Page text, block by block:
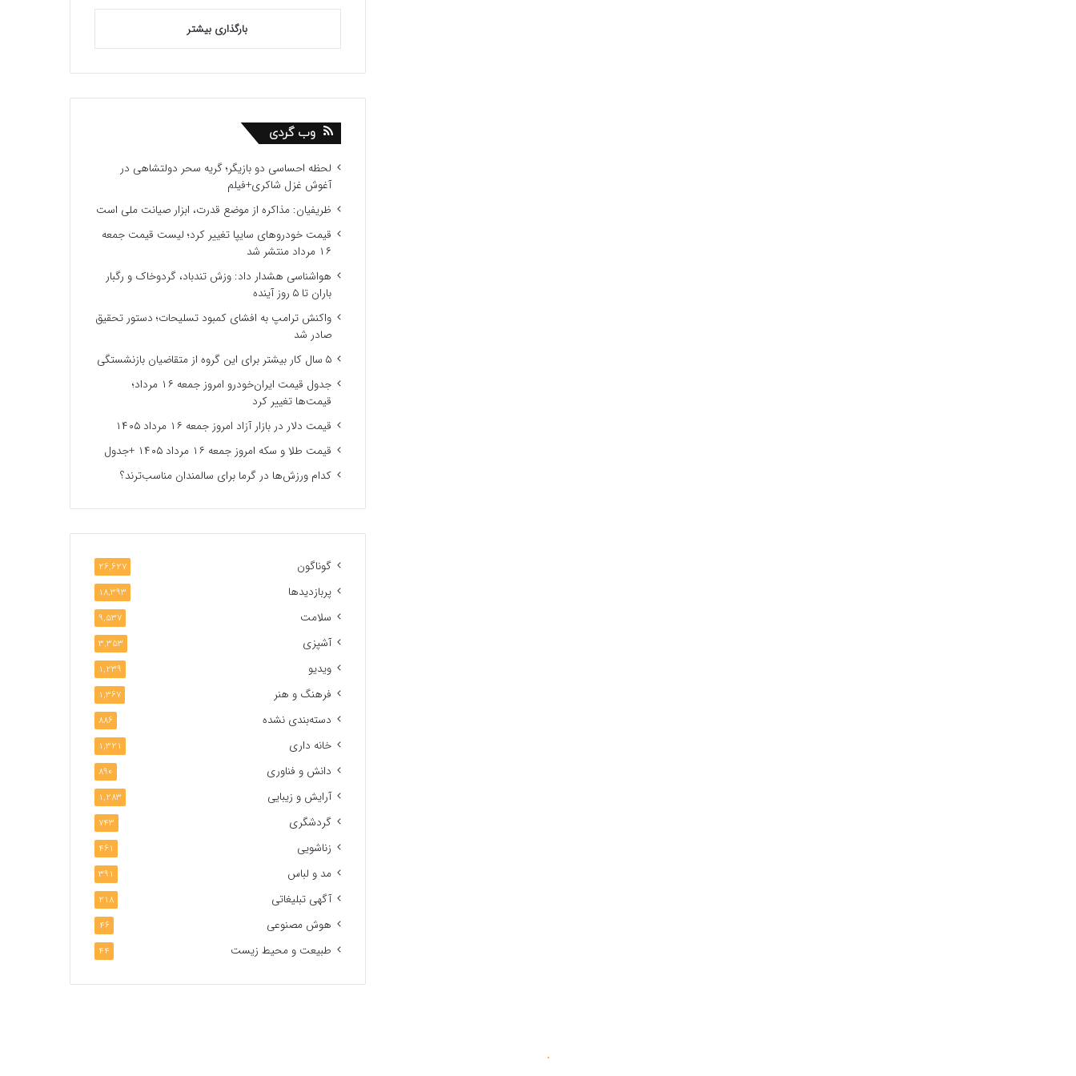
بارگذاری بیشتر
وب گردی
لحظه احساسی دو بازیگر؛ گریه سحر دولتشاهی در
آغوش غزل شاکری+فیلم
ظریفیان: مذاکره از موضع قدرت، ابزار صیانت ملی است
قیمت خودروهای سایپا تغییر کرد؛ لیست قیمت جمعه
۱۶ مرداد منتشر شد
هواشناسی هشدار داد: وزش تندباد، گردوخاک و رگبار
باران تا ۵ روز آینده
واکنش ترامپ به افشای کمبود تسلیحات؛ دستور تحقیق
صادر شد
۵ سال کار بیشتر برای این گروه از متقاضیان بازنشستگی
جدول قیمت ایران‌خودرو امروز جمعه ۱۶ مرداد؛
قیمت‌ها تغییر کرد
قیمت دلار در بازار آزاد امروز جمعه ۱۶ مرداد ۱۴۰۵
قیمت طلا و سکه امروز جمعه ۱۶ مرداد ۱۴۰۵ +جدول
کدام ورزش‌ها در گرما برای سالمندان مناسب‌ترند؟
گوناگون 26,627
پربازدیدها 18,393
سلامت 9,537
آشپزی 3,353
ویدیو 1,239
فرهنگ و هنر 1,367
دسته‌بندی نشده 886
خانه داری 1,321
دانش و فناوری 890
آرایش و زیبایی 1,283
گردشگری 743
زناشویی 461
مد و لباس 391
آگهی تبلیغاتی 218
هوش مصنوعی 46
طبیعت و محیط زیست 44